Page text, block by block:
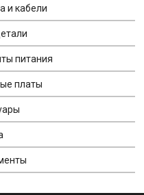
и кабели
питания
платы